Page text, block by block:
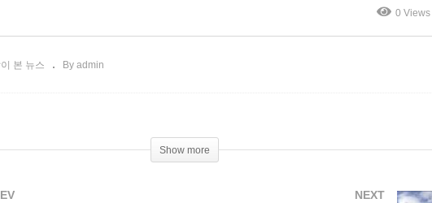
0 Views
본 뉴스 By admin
Show more
NEXT